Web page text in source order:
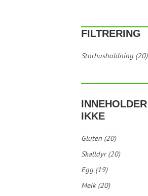
FILTRERING
Storhusholdning (20)
INNEHOLDER
IKKE
Gluten (20)
Skalldyr (20)
Egg (19)
Melk (20)